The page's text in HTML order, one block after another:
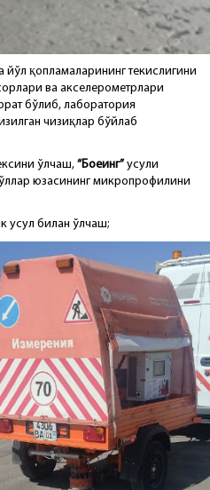
қопламаларининг текислигини
ва акселерометрлари
бўлиб, лаборатория
чизиқлар бўйлаб
ўлчаш, “Боеинг” усули
юзасининг микропрофилини
усул билан ўлчаш;